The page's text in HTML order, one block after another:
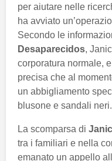
per aiutare nelle
ha avviato
Secondo le
Desaparecidos,
corporatura normale,
precisa che al
un abbigliamento
blusone e sandali neri.
La scomparsa di
tra i familiari e nella
emanato un appello